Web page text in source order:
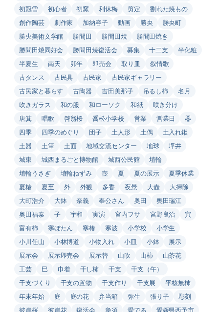
初冠雪
初心者 初窯 利休梅 剪定
割れた焼もの
創作陶芸
劇作家 加納容子 動画 勝央
勝央町
勝央美術文学館
勝間田 勝間田焼
勝間田焼き
勝間田焼同好会
勝間田焼復活会 募集 十二支
半化粧
半夏生
南天 卯年 即売会 取り皿
叙情歌
古タンス
古民具 古民家
古民家ギャラリー
古民家と暮らす
古陶器 吉田美那子 吊るし柿
名月
吹きガラス
和の服 和ローソク 和紙
咲き分け
唐箕
唱歌 啓翁桜 喬松小学校 営業 営業日
器
四季
四季のめぐり 団子 土人形 土偶
土入れ鍬
土器
土筆 土面 地域交流センター 地球
坪井
城東
城西まるごと博物館 城西公民館
埴輪
埴輪うさぎ
埴輪ねずみ 壺 夏 夏の展示
夏季休業
夏椿
夏至 外 外観 多香 夜景 大壺
大掃除
大町浩介
大鉢 奈義 奉公さん 奥田
奥田瑞江
奥田福泰
子 宇和 実演 宮内フサ 宮野良治
寅
富有柿
寒ぼたん 寒椿 寒波 小学校
小学生
小川任山
小林博道 小物入れ 小皿 小鉢
展示
展示会
展示即売会 展示替 山吹 山柿
山茶花
工芸
巳 巾着 干し柿 干支
干支（午）
干支づくり
干支の置物 干支作り 干支展
平核無柿
年末年始
庭 庭の花 弁当箱 弥生 張り子
彫刻
彼岸桜
彼岸花 復活会 急須 愛でる 愛媛県西予市